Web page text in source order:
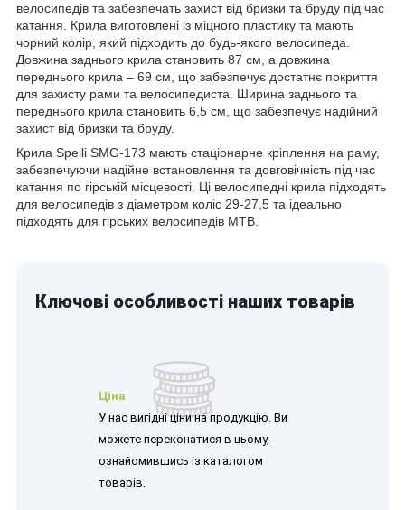
велосипедів та забезпечать захист від бризки та бруду під час
катання. Крила виготовлені із міцного пластику та мають
чорний колір, який підходить до будь-якого велосипеда.
Довжина заднього крила становить 87 см, а довжина
переднього крила – 69 см, що забезпечує достатнє покриття
для захисту рами та велосипедиста. Ширина заднього та
переднього крила становить 6,5 см, що забезпечує надійний
захист від бризки та бруду.
Крила Spelli SMG-173 мають стаціонарне кріплення на раму,
забезпечуючи надійне встановлення та довговічність під час
катання по гірській місцевості. Ці велосипедні крила підходять
для велосипедів з діаметром коліс 29-27,5 та ідеально
підходять для гірських велосипедів MTB.
Ключові особливості наших товарів
Ціна
У нас вигідні ціни на продукцію. Ви
можете переконатися в цьому,
ознайомившись із каталогом
товарів.